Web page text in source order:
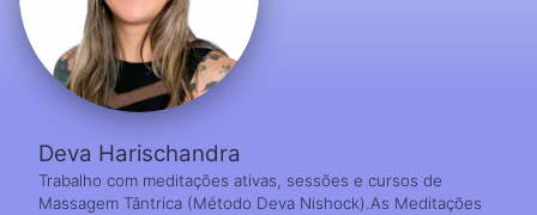
Deva Harischandra
Trabalho com meditações ativas, sessões e cursos de
Massagem Tântrica (Método Deva Nishock).As Meditações